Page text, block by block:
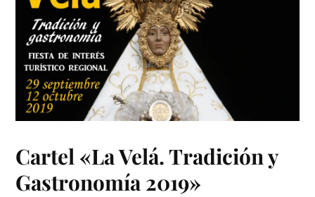
Cartel «La Velá. Tradición y
Gastronomía 2019»